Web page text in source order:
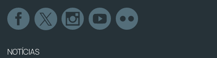
NOTÍCIAS